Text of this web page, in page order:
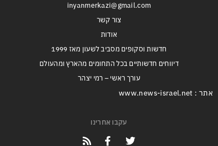
inyanmerkazi@gmail.com
צור קשר
אודות
חדשות וסקופים מסביב לשעון מאז 1999
דיווחים חדשותיים בכל התחומים מהארץ ומהעולם
עורך ראשי – רמי יצהר
אתר : www.news-israel.net
עקבו אחרינו